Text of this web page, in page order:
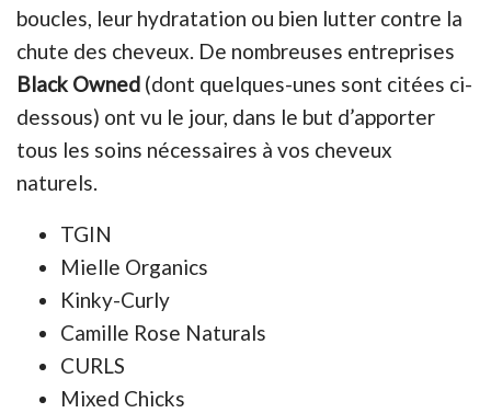
boucles, leur hydratation ou bien lutter contre la
chute des cheveux. De nombreuses entreprises
Black Owned (dont quelques-unes sont citées ci-
dessous) ont vu le jour, dans le but d’apporter
tous les soins nécessaires à vos cheveux
naturels.
TGIN
Mielle Organics
Kinky-Curly
Camille Rose Naturals
CURLS
Mixed Chicks